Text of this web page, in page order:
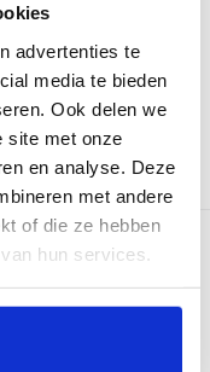
advertenties te
media te bieden
Ook delen we
site met onze
en analyse. Deze
met andere
of die ze hebben
hun services.
van elke maaltijd
en croissants in de
op jouw
fruit en vis van de
barbecuetijd. De
goed behouden
gelijkmatig gaart.